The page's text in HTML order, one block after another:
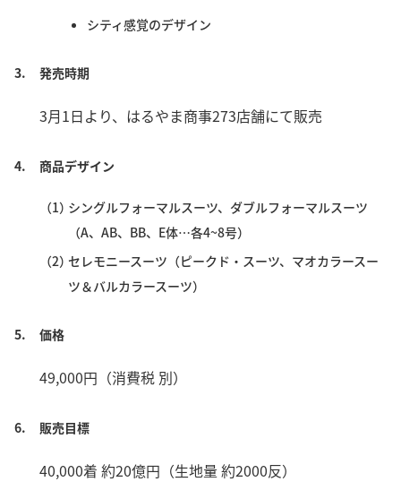
シティ感覚のデザイン
3. 発売時期
3月1日より、はるやま商事273店舗にて販売
4. 商品デザイン
（1）シングルフォーマルスーツ、ダブルフォーマルスーツ
（A、AB、BB、E体…各4~8号）
（2）セレモニースーツ（ピークド・スーツ、マオカラースー
ツ＆バルカラースーツ）
5. 価格
49,000円（消費税 別）
6. 販売目標
40,000着 約20億円（生地量 約2000反）